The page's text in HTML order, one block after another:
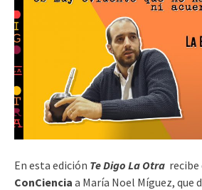
En esta edición Te Digo La Otra recibe
ConCiencia a María Noel Míguez, que